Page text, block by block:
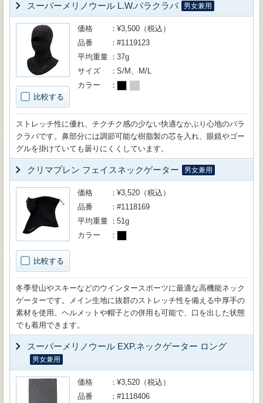
スーパーメリノウール L.W.バラクラバ 男女兼用
比較する
価格
¥3,500（税込）
品番
#1119123
平均重量
37g
サイズ
S/M、M/L
カラー
ストレッチ性に優れ、チクチク感の少ない快適なかぶり心地のバラ
クラバです。鼻部分には調節可能な樹脂製の芯を入れ、眼鏡やゴー
グルを掛けていても曇りにくくしています。
クリマプレン フェイスネックゲーター 男女兼用
比較する
価格
¥3,520（税込）
品番
#1118169
平均重量
51g
カラー
冬季登山やスキーなどのウインタースポーツに最適な高機能ネック
ゲーターです。メイン生地に抜群のストレッチ性を備える中厚手の
素材を使用。ヘルメットや帽子との併用も可能で、口を出した状態
でも着用できます。
スーパーメリノウール EXP.ネックゲーター ロング
男女兼用
価格
¥3,520（税込）
品番
#1118406